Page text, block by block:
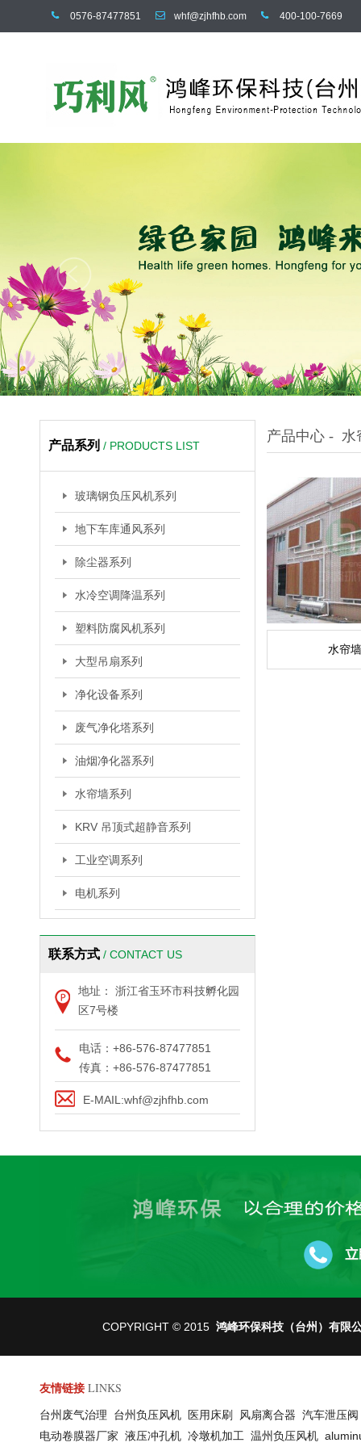
0576-87477851 whf@zjhfhb.com 400-100-7669
产品系列 / PRODUCTS LIST
玻璃钢负压风机系列
地下车库通风系列
除尘器系列
水冷空调降温系列
塑料防腐风机系列
大型吊扇系列
净化设备系列
废气净化塔系列
油烟净化器系列
水帘墙系列
KRV 吊顶式超静音系列
工业空调系列
电机系列
联系方式 / CONTACT US
地址： 浙江省玉环市科技孵化园
区7号楼
电话：+86-576-87477851
传真：+86-576-87477851
E-MAIL:whf@zjhfhb.com
产品中心 - 水
水帘
COPYRIGHT © 2015 鸿峰环保科技（台州）有限
友情链接 LINKS
台州废气治理 台州负压风机 医用床刷 风扇离合器 汽车泄压
电动卷膜器厂家 液压冲孔机 冷墩机加工 温州负压风机